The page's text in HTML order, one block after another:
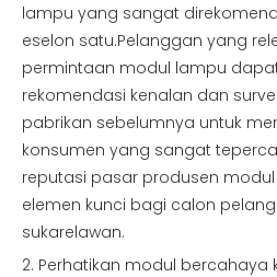
lampu yang sangat
eselon satu.Pelanggan yang
permintaan modul lampu
rekomendasi kenalan dan
pabrikan sebelumnya untuk
konsumen yang sangat
reputasi pasar produsen
elemen kunci bagi calon
sukarelawan.
2. Perhatikan modul bercahaya